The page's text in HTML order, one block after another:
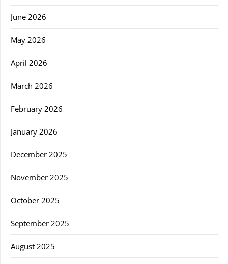
June 2026
May 2026
April 2026
March 2026
February 2026
January 2026
December 2025
November 2025
October 2025
September 2025
August 2025